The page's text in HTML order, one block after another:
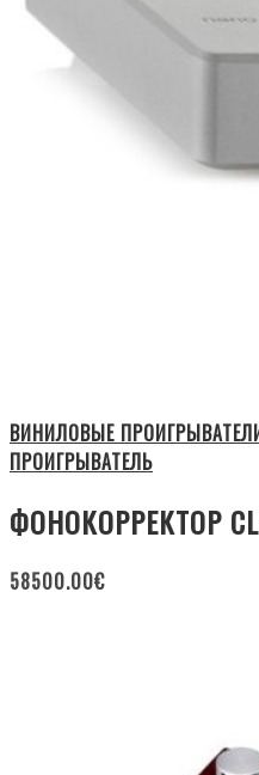
ВИНИЛОВЫЕ
ПРОИГРЫВАТЕЛЬ
ФОНОКОРРЕКТОР
58500.00€